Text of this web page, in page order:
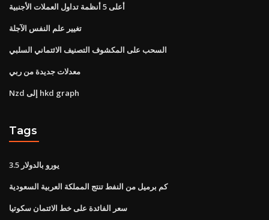
أعلى 5 أنظمة تداول العملات الأجنبية
تغيير علم النفس الآجلة
السحب على المكشوف التصنيف الائتماني السلبي
معدلات جديدة من ربي
Nzd إلى hkd graph
Tags
3.5 يورو بالدولار
كم برميل من النفط تنتج المملكة العربية السعودية
سعر الفائدة على خط الائتمان سكوتيا